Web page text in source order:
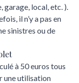
garage, local, etc. ).
il n’y a pas en
sinistres ou de
à 50 euros tous
une utilisation